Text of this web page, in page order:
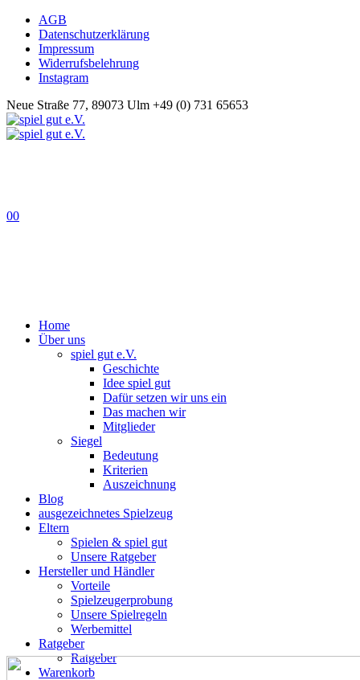
AGB
Datenschutzerklärung
Impressum
Widerrufsbelehrung
Instagram
Neue Straße 77, 89073 Ulm +49 (0) 731 65653
00
Home
Über uns
spiel gut e.V.
Geschichte
Idee spiel gut
Dafür setzen wir uns ein
Das machen wir
Mitglieder
Siegel
Bedeutung
Kriterien
Auszeichnung
Blog
ausgezeichnetes Spielzeug
Eltern
Spielen & spiel gut
Unsere Ratgeber
Hersteller und Händler
Vorteile
Spielzeugerprobung
Unsere Spielregeln
Werbemittel
Ratgeber
Ratgeber
Warenkorb